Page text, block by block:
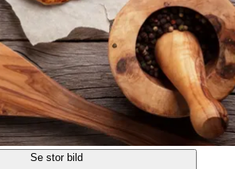
Se stor bild